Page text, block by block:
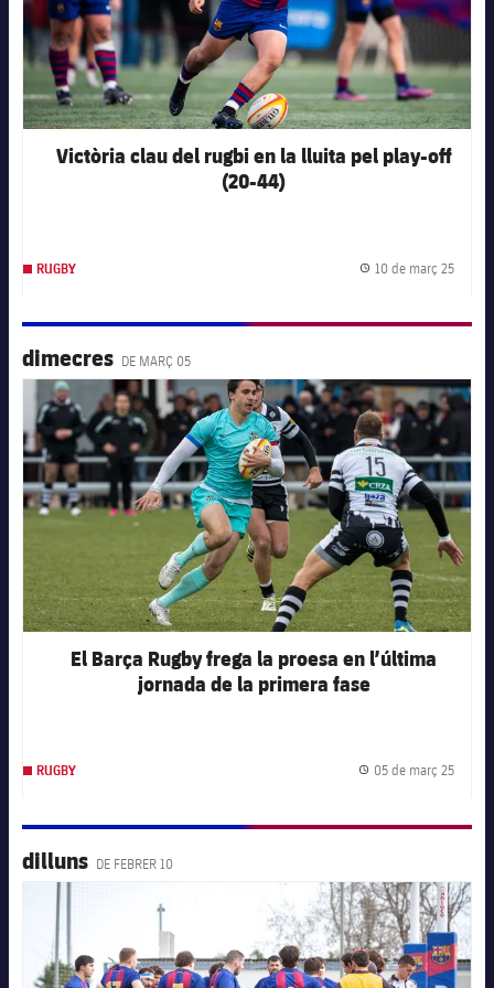
Victòria clau del rugbi en la lluita pel play-off
(20-44)
RUGBY Data
10 de març 25
dimecres DE MARÇ 05
FC Barcelona club badge
El Barça Rugby frega la proesa en l’última
jornada de la primera fase
RUGBY Data
05 de març 25
dilluns DE FEBRER 10
FC Barcelona club badge